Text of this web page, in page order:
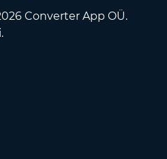
Converter App OÜ.